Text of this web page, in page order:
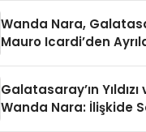
Wanda Nara,
Mauro Icardi’den
Galatasaray’ın Yıldızı
Wanda Nara: İlişkide